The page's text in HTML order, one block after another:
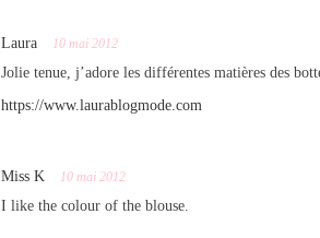
Laura 10 mai 2012
Jolie tenue, j’adore les différentes matières des
https://www.laurablogmode.com
Miss K 10 mai 2012
I like the colour of the blouse.